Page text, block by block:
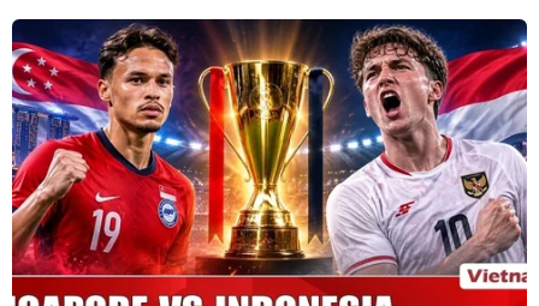
Tổng thống Trump từ bỏ đàm phán với
quốc hội về bức tường biên giới
01/02/2019 03:48
Ông Trump cho biết sẽ tiến hành xây bức tường biên
giới mà không cần tham vấn các nhà lập pháp Mỹ,
thậm chí bác bỏ mọi ý kiến về hành vi sai trái trong các